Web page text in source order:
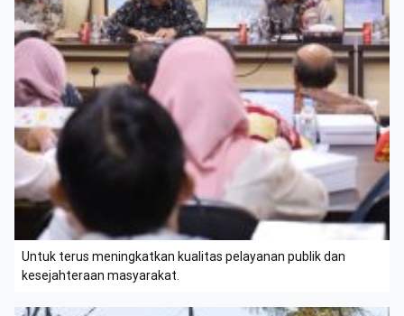
Untuk terus meningkatkan kualitas pelayanan publik dan
kesejahteraan masyarakat.